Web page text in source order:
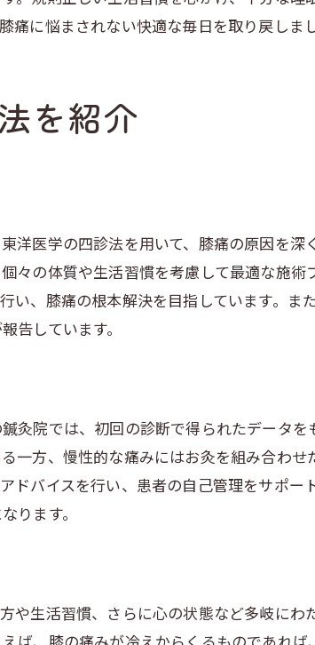
を提供
ーアップ
アプローチ
方法
施術
に悩まされない快適な毎日を取り戻しまし
を紹介
洋医学の四診法を用いて、膝痛の原因を深
々の体質や生活習慣を考慮して最適な施術
い、膝痛の根本解決を目指しています。ま
告しています。
灸院では、初回の診断で得られたデータを
一方、慢性的な痛みにはお灸を組み合わせ
バイスを行い、患者の自己管理をサポート
ります。
や生活習慣、さらに心の状態など多岐にわ